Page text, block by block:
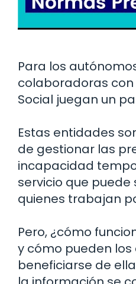
Para los
colaboradoras con
Social juegan un
Estas entidades
de gestionar las
incapacidad
servicio que puede
quienes trabajan
Pero, ¿cómo
y cómo pueden
beneficiarse de